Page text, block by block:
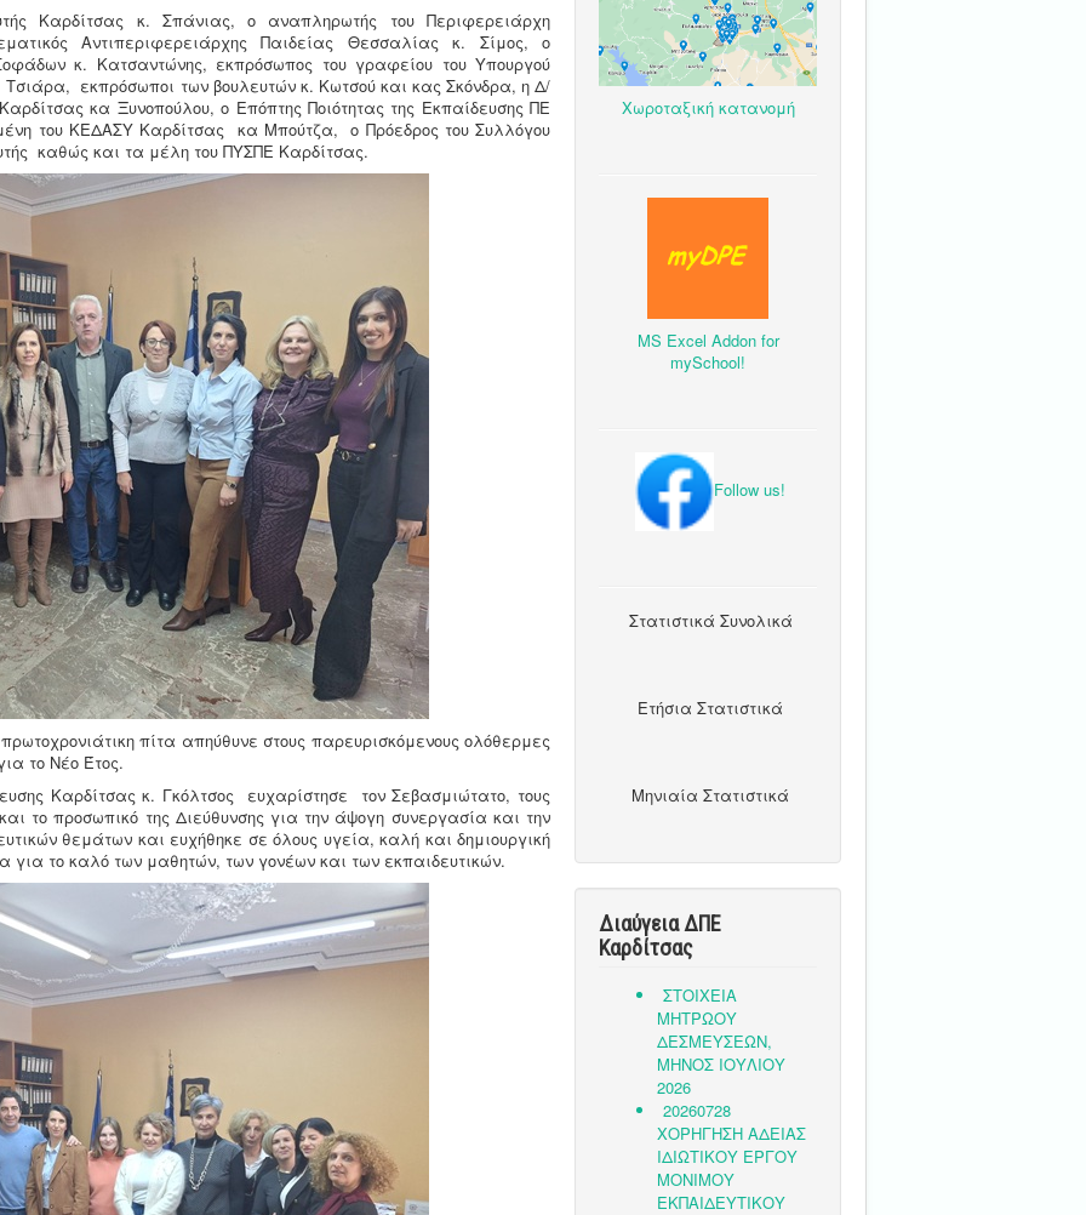
Καρδίτσας κ. Σπάνιας, ο αναπληρωτής του Περιφερειάρχη
Αντιπεριφερειάρχης Παιδείας Θεσσαλίας κ. Σίμος, ο
κ. Κατσαντώνης, εκπρόσωπος του γραφείου του Υπουργού
Τσιάρα, εκπρόσωποι των βουλευτών κ. Κωτσού και κας Σκόνδρα, η Δ/
κα Ξυνοπούλου, ο Επόπτης Ποιότητας της Εκπαίδευσης ΠΕ
του ΚΕΔΑΣΥ Καρδίτσας κα Μπούτζα, ο Πρόεδρος του Συλλόγου
καθώς και τα μέλη του ΠΥΣΠΕ Καρδίτσας.
πίτα απηύθυνε στους παρευρισκόμενους ολόθερμες
το Νέο Έτος.
Καρδίτσας κ. Γκόλτσος ευχαρίστησε τον Σεβασμιώτατο, τους
το προσωπικό της Διεύθυνσης για την άψογη συνεργασία και την
θεμάτων και ευχήθηκε σε όλους υγεία, καλή και δημιουργική
για το καλό των μαθητών, των γονέων και των εκπαιδευτικών.
Χωροταξική κατανομή
MS Excel Addon for
mySchool!
Follow us!
Στατιστικά Συνολικά
Ετήσια Στατιστικά
Μηνιαία Στατιστικά
Διαύγεια ΔΠΕ
Καρδίτσας